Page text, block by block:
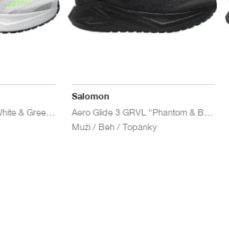
Salomon
Muži / Beh / Topánky